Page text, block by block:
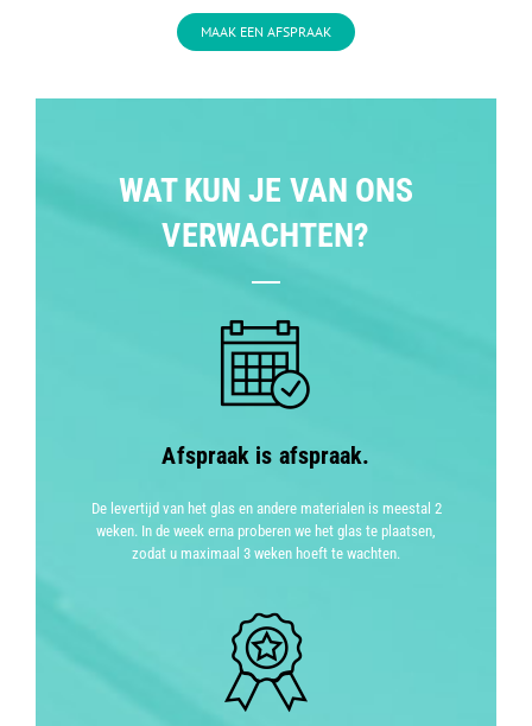
MAAK EEN AFSPRAAK
WAT KUN JE VAN ONS
VERWACHTEN?
Afspraak is afspraak.
De levertijd van het glas en andere materialen is meestal 2
weken. In de week erna proberen we het glas te plaatsen,
zodat u maximaal 3 weken hoeft te wachten.